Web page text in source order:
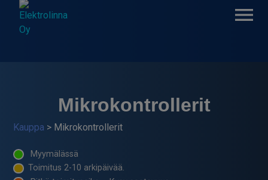
content
Mikrokontrollerit
Kauppa > Mikrokontrollerit
Myymälässä
Toimitus 2-10 arkipäivää.